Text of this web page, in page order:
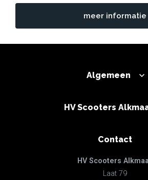
meer informatie
Algemeen
HV Scooters
Contact
HV Scooters
Laat 79